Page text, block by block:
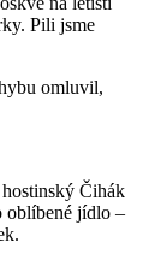
Pili jsme
omluvil,
Čihák
oblíbené jídlo –